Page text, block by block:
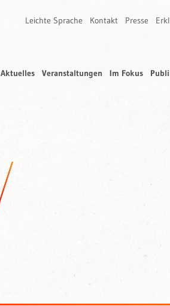
Leichte Sprache Kontakt Presse
Aktuelles Veranstaltungen Im Fokus